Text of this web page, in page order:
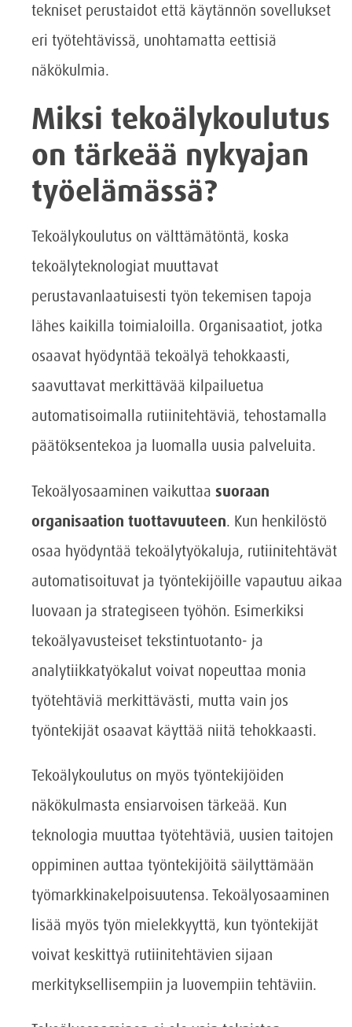
tekniset perustaidot että käytännön sovellukset
eri työtehtävissä, unohtamatta eettisiä
näkökulmia.
Miksi tekoälykoulutus
on tärkeää nykyajan
työelämässä?
Tekoälykoulutus on välttämätöntä, koska
tekoälyteknologiat muuttavat
perustavanlaatuisesti työn tekemisen tapoja
lähes kaikilla toimialoilla. Organisaatiot, jotka
osaavat hyödyntää tekoälyä tehokkaasti,
saavuttavat merkittävää kilpailuetua
automatisoimalla rutiinitehtäviä, tehostamalla
päätöksentekoa ja luomalla uusia palveluita.
Tekoälyosaaminen vaikuttaa suoraan
organisaation tuottavuuteen. Kun henkilöstö
osaa hyödyntää tekoälytyökaluja, rutiinitehtävät
automatisoituvat ja työntekijöille vapautuu aikaa
luovaan ja strategiseen työhön. Esimerkiksi
tekoälyavusteiset tekstintuotanto- ja
analytiikkatyökalut voivat nopeuttaa monia
työtehtäviä merkittävästi, mutta vain jos
työntekijät osaavat käyttää niitä tehokkaasti.
Tekoälykoulutus on myös työntekijöiden
näkökulmasta ensiarvoisen tärkeää. Kun
teknologia muuttaa työtehtäviä, uusien taitojen
oppiminen auttaa työntekijöitä säilyttämään
työmarkkinakelpoisuutensa. Tekoälyosaaminen
lisää myös työn mielekkyyttä, kun työntekijät
voivat keskittyä rutiinitehtävien sijaan
merkityksellisempiin ja luovempiin tehtäviin.